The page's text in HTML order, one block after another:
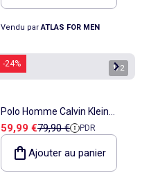
Vendu par ATLAS FOR MEN
-24% 1/2
Polo Homme Calvin Klein
Jeans
Prix de vente
59,99 €Prix de référence
79,90 € PDR
Ajouter au panier